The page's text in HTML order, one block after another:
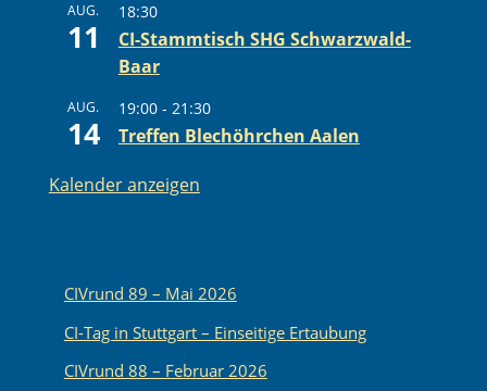
AUG.
11
18:30
CI-Stammtisch SHG Schwarzwald-
Baar
AUG.
14
19:00- 21:30
Treffen Blechöhrchen Aalen
Kalender anzeigen
CIVrund 89 – Mai 2026
CI-Tag in Stuttgart – Einseitige Ertaubung
CIVrund 88 – Februar 2026